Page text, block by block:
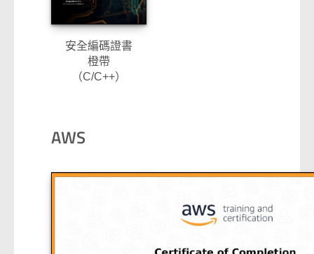
安全編碼證書
橙帶
（C/C++）
AWS